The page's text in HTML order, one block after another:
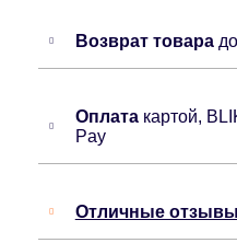
Возврат товара
Оплата картой,
Pay
Отличные отзывы